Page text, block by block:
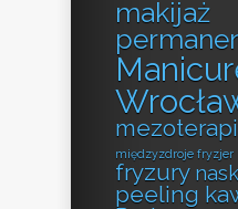
makijaż
międzyzdroje fryzjer
fryzury
peeling